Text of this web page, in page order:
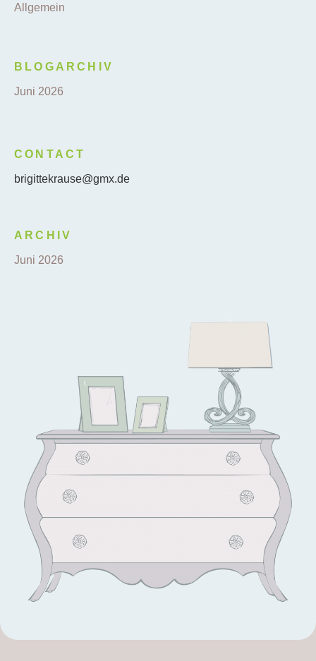
Allgemein
BLOGARCHIV
Juni 2026
CONTACT
brigittekrause@gmx.de
ARCHIV
Juni 2026